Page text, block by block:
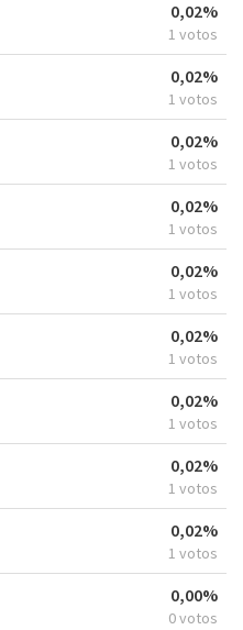
0,02%
1 votos
0,02%
1 votos
0,02%
1 votos
0,02%
1 votos
0,02%
1 votos
0,02%
1 votos
0,02%
1 votos
0,02%
1 votos
0,02%
1 votos
0,00%
0 votos